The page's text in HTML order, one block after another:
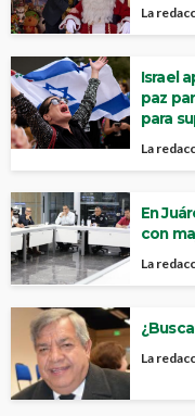
La
Israel
paz
para
La
En
con
La
La